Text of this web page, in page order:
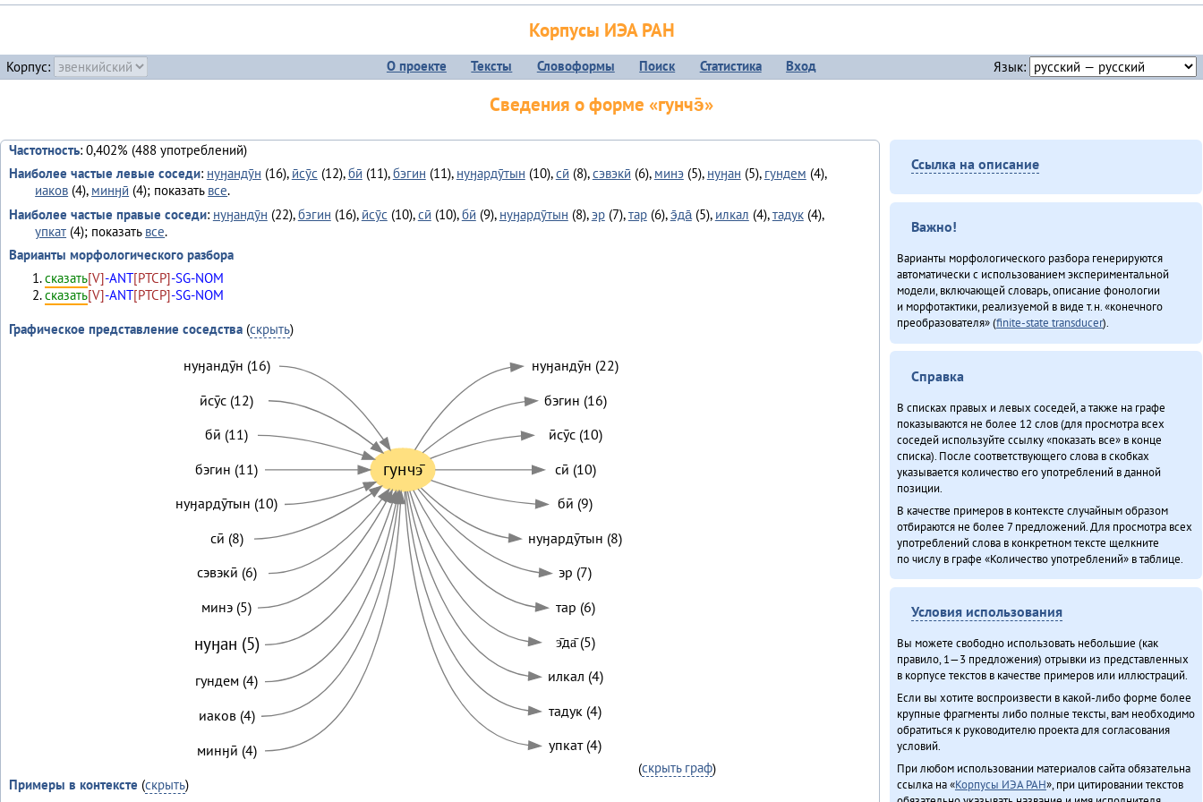
Корпусы ИЭА РАН
Корпус: О проекте Тексты Словоформы Поиск Статистика Вход Язык:
Сведения о форме «гунчэ̄»
Частотность: 0,402% (488 употреблений)
Наиболее частые левые соседи: нуӈандӯн (16), ӣсӯс (12),бӣ (11),бэгин (11), нуӈардӯтын (10),сӣ (8),сэвэкӣ (6), минэ(5), нуӈан (5), гундем (4),
иаков (4), минӈӣ (4); показать все.
Наиболее частые правые соседи: нуӈандӯн (22),бэгин (16), ӣсӯс (10),сӣ (10),бӣ (9), нуӈардӯтын (8),эр(7),тар(6),э̄да̄(5), илкал (4),тадук(4),
упкат (4); показать все.
Варианты морфологического разбора
сказать[V]-ANT[PTCP]-SG-NOM
сказать[V]-ANT[PTCP]-SG-NOM
Графическое представление соседства(скрыть)
гунчэ̄
нуӈандӯн (22)
бэгин (16)
ӣсӯс (10)
сӣ (10)
бӣ (9)
нуӈардӯтын (8)
эр (7)
тар (6)
э̄да̄ (5)
илкал (4)
тадук (4)
упкат (4)
нуӈандӯн (16)
ӣсӯс (12)
бӣ (11)
бэгин (11)
нуӈардӯтын (10)
сӣ (8)
сэвэкӣ (6)
минэ (5)
нуӈан (5)
гундем (4)
иаков (4)
минӈӣ (4)
(скрыть граф)
Примеры в контексте (скрыть)
Ссылка на описание
Важно!
Варианты морфологического разбора генерируются
автоматически с использованием экспериментальной
модели, включающей словарь, описание фонологии
и морфотактики, реализуемой в виде т.н. «конечного
преобразователя» (finite-state transducer).
Справка
В списках правых и левых соседей, а также на графе
показываются не более 12 слов (для просмотра всех
соседей используйте ссылку «показать все» в конце
списка). После соответствующего слова в скобках
указывается количество его употреблений в данной
позиции.
В качестве примеров в контексте случайным образом
отбираются не более 7 предложений. Для просмотра всех
употреблений слова в конкретном тексте щелкните
по числу в графе «Количество употреблений» в таблице.
Условия использования
Вы можете свободно использовать небольшие (как
правило, 1—3 предложения) отрывки из представленных
в корпусе текстов в качестве примеров или иллюстраций.
Если вы хотите воспроизвести в какой-либо форме более
крупные фрагменты либо полные тексты, вам необходимо
обратиться к руководителю проекта для согласования
условий.
При любом использовании материалов сайта обязательна
ссылка на «Корпусы ИЭА РАН», при цитировании текстов